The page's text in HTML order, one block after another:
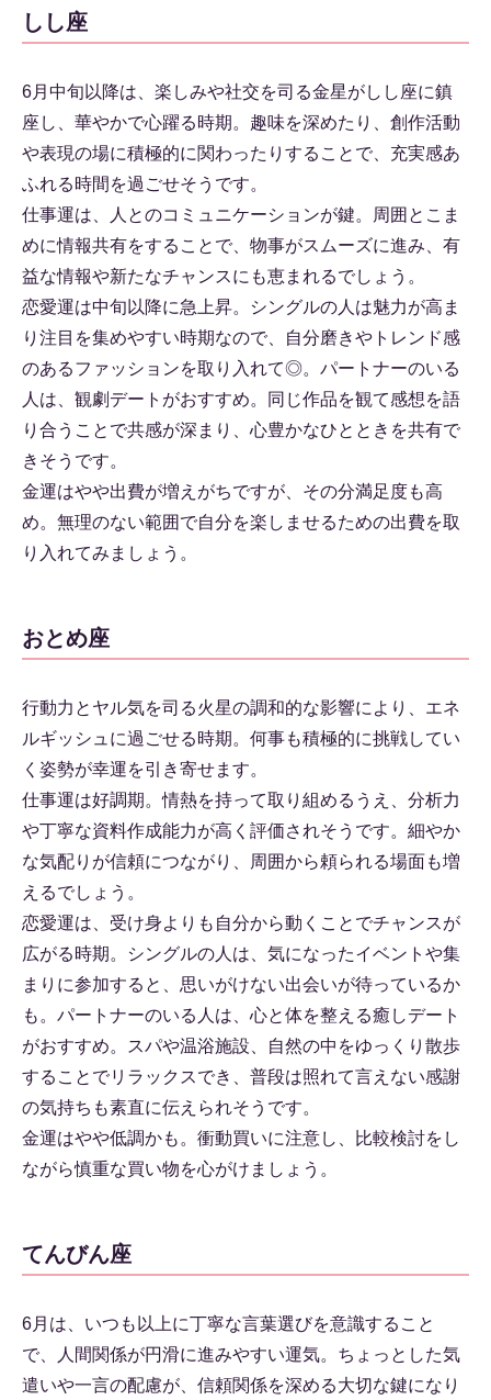
しし座
6月中旬以降は、楽しみや社交を司る金星がしし座に鎮
座し、華やかで心躍る時期。趣味を深めたり、創作活動
や表現の場に積極的に関わったりすることで、充実感あ
ふれる時間を過ごせそうです。
仕事運は、人とのコミュニケーションが鍵。周囲とこま
めに情報共有をすることで、物事がスムーズに進み、有
益な情報や新たなチャンスにも恵まれるでしょう。
恋愛運は中旬以降に急上昇。シングルの人は魅力が高ま
り注目を集めやすい時期なので、自分磨きやトレンド感
のあるファッションを取り入れて◎。パートナーのいる
人は、観劇デートがおすすめ。同じ作品を観て感想を語
り合うことで共感が深まり、心豊かなひとときを共有で
きそうです。
金運はやや出費が増えがちですが、その分満足度も高
め。無理のない範囲で自分を楽しませるための出費を取
り入れてみましょう。
おとめ座
行動力とヤル気を司る火星の調和的な影響により、エネ
ルギッシュに過ごせる時期。何事も積極的に挑戦してい
く姿勢が幸運を引き寄せます。
仕事運は好調期。情熱を持って取り組めるうえ、分析力
や丁寧な資料作成能力が高く評価されそうです。細やか
な気配りが信頼につながり、周囲から頼られる場面も増
えるでしょう。
恋愛運は、受け身よりも自分から動くことでチャンスが
広がる時期。シングルの人は、気になったイベントや集
まりに参加すると、思いがけない出会いが待っているか
も。パートナーのいる人は、心と体を整える癒しデート
がおすすめ。スパや温浴施設、自然の中をゆっくり散歩
することでリラックスでき、普段は照れて言えない感謝
の気持ちも素直に伝えられそうです。
金運はやや低調かも。衝動買いに注意し、比較検討をし
ながら慎重な買い物を心がけましょう。
てんびん座
6月は、いつも以上に丁寧な言葉選びを意識すること
で、人間関係が円滑に進みやすい運気。ちょっとした気
遣いや一言の配慮が、信頼関係を深める大切な鍵になり